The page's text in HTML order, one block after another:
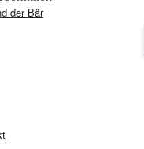
der Bär